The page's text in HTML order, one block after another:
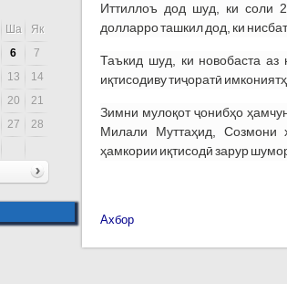
Иттиллоъ дод шуд, ки соли
долларро ташкил дод, ки
Таъкид шуд, ки новобаста аз
иқтисодиву тиҷоратӣ
Зимни мулоқот ҷонибҳо
Милали Муттаҳид, Созмони
ҳамкории иқтисодӣ зарур
Ахбор
Ша
Як
6
7
13
14
20
21
27
28